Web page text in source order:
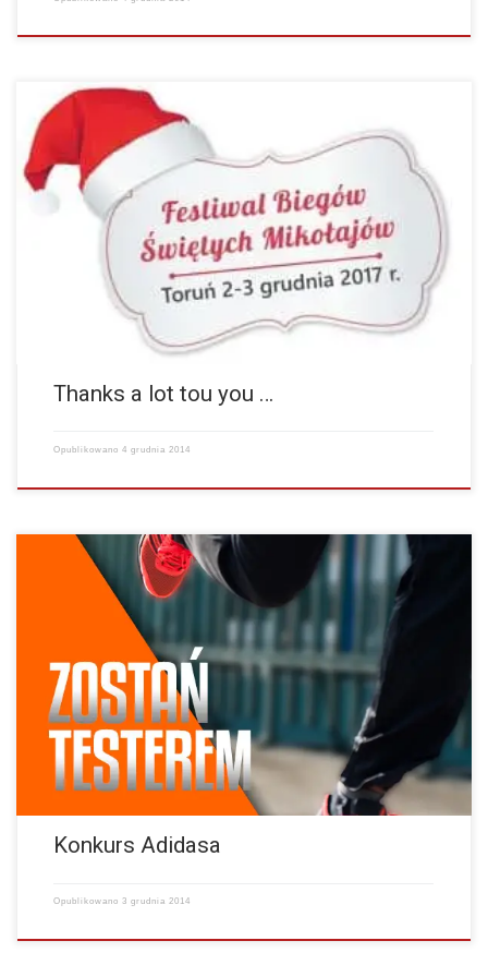
Thanks a lot tou you and all the team. It was super!!! And fun!!! But not
easy 🙂 Thank you for the perfect organization. Regards,…więcej
Thanks a lot tou you …
Opublikowano4 grudnia 2014
Wygraj buty adidas adiZero Boston Boost 5. Konkurs organizowany
przy współpracy z www.sklepbiegowy.com Link do formularza
konkursowego : http://sklepbiegowy.com/biegmikolaj/…
więcej
Konkurs Adidasa
Opublikowano3 grudnia 2014